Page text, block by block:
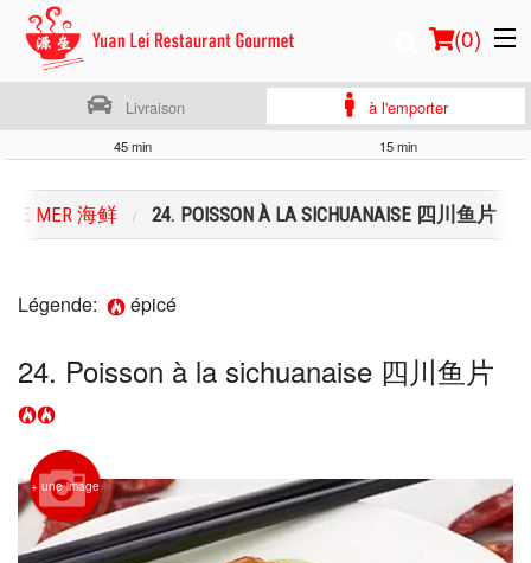
(0)
Emplacement
Français
Inscription
Panier (0)
Rechercher
Livraison à l'emporter
45 min 15 min
DE MER 海鲜 24. POISSON À LA SICHUANAISE 四川鱼片
Légende: épicé
24. Poisson à la sichuanaise 四川鱼片
+ une image